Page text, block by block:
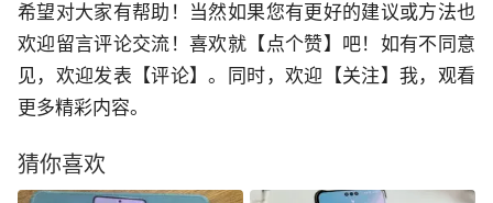
希望对大家有帮助！当然如果您有更好的建议或方法也
欢迎留言评论交流！喜欢就【点个赞】吧！如有不同意
见，欢迎发表【评论】。同时，欢迎【关注】我，观看
更多精彩内容。
猜你喜欢